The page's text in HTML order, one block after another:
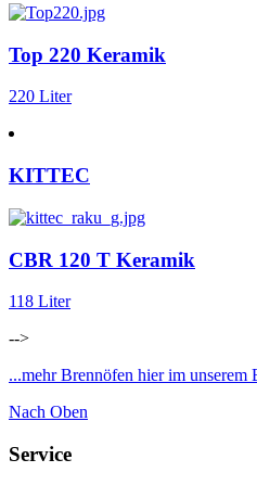
Top 220 Keramik
220 Liter
KITTEC
CBR 120 T Keramik
118 Liter
-->
...mehr Brennöfen hier im unserem
Nach Oben
Service